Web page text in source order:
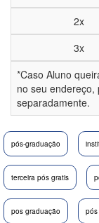
2x
3x
*Caso Aluno
no seu
separadamente.
pós-graduação
terceira pós gratis
pos graduação